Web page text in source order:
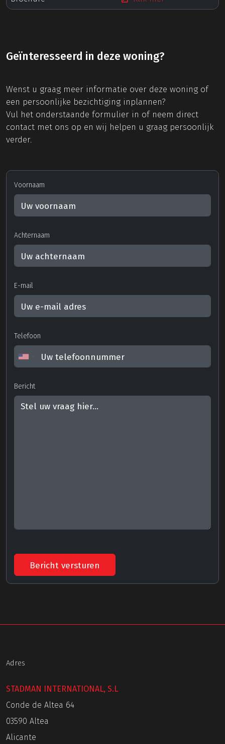
Geïnteresseerd in deze woning?
Wenst u graag meer informatie over deze woning of
een persoonlijke bezichtiging inplannen?
Vul het onderstaande formulier in of neem direct
contact met ons op en wij helpen u graag persoonlijk
verder.
Voornaam
Achternaam
E-mail
Telefoon
Bericht
Bericht versturen
Adres
STADMAN INTERNATIONAL, S.L
Conde de Altea 64
03590 Altea
Alicante